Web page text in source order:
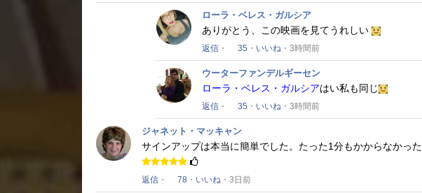
ローラ・ベレス・ガルシア
ありがとう、この映画を見てうれしい
返信 ・ 35 ・ いいね ・3時間前
ウーターファンデルギーセン
ローラ・ベレス・ガルシアはい私も同じ
返信 ・ 35 ・ いいね ・3時間前
ジャネット・マッキャン
サインアップは本当に簡単でした。 たった1分もかからなかった
返信 ・ 78 ・ いいね ・3日前